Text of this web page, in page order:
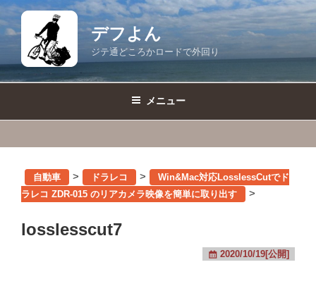
コ
ン
デフよん
ジテ通どころかロードで外回り
メニュー
自動車 > ドラレコ >
Win&Mac対応LosslessCutでド
ラレコ ZDR-015 のリアカメラ映像を簡単に取り出す
>
losslesscut7
2020/10/19[公開]